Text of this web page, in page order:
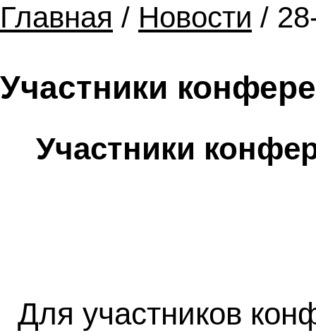
Главная / Новости /
Участники
Участники
Для участников